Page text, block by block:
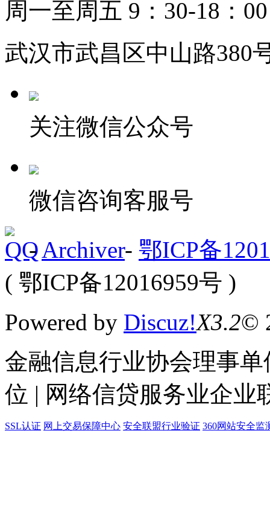
周一至周五 9：30-18：00
武汉市武昌区中山路380
关注微信公众号
微信咨询客服号
- Archiver- 鄂ICP备
( 鄂ICP备12016959号 )
Powered by Discuz!X3.2©
金融信息行业协会理事
位 | 网络信贷服务业企业
SSL认证 网上交易保障中心 安全联盟行业验证 360网站安全监